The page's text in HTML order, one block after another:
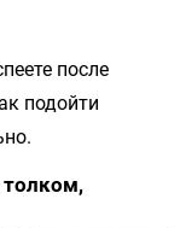
после
подойти
толком,